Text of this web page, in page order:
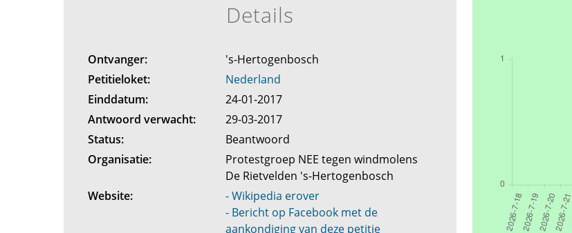
Details
Ontvanger:
's-Hertogenbosch
Petitieloket:
Nederland
Einddatum:
24-01-2017
Antwoord verwacht:
29-03-2017
Status:
Beantwoord
Organisatie:
Protestgroep NEE tegen windmolens
De Rietvelden 's-Hertogenbosch
Website:
- Wikipedia erover
- Bericht op Facebook met de
aankondiging van deze petitie